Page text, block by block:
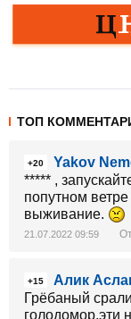
ТОП
+20
Yakov
***** ,
попутном
выживание.
21.07.2022 09:59
+15
Алик
Грёбаный
голодомор,эти